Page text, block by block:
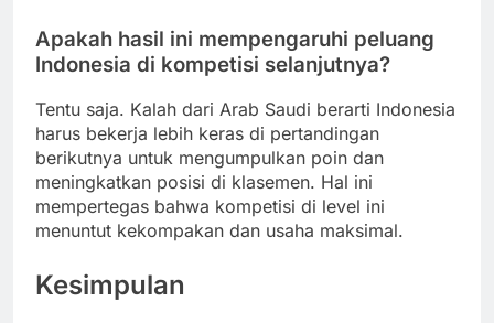
Apakah hasil ini mempengaruhi peluang
Indonesia di kompetisi selanjutnya?
Tentu saja. Kalah dari Arab Saudi berarti Indonesia
harus bekerja lebih keras di pertandingan
berikutnya untuk mengumpulkan poin dan
meningkatkan posisi di klasemen. Hal ini
mempertegas bahwa kompetisi di level ini
menuntut kekompakan dan usaha maksimal.
Kesimpulan